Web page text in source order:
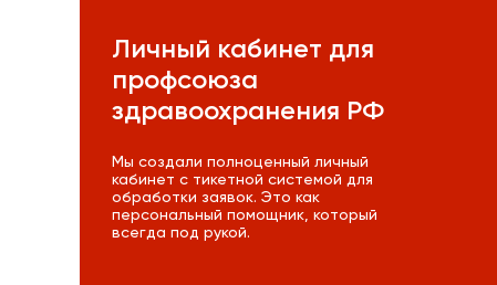
Личный кабинет для
профсоюза
здравоохранения РФ
Мы создали полноценный личный
кабинет с тикетной системой для
обработки заявок. Это как
персональный помощник, который
всегда под рукой.